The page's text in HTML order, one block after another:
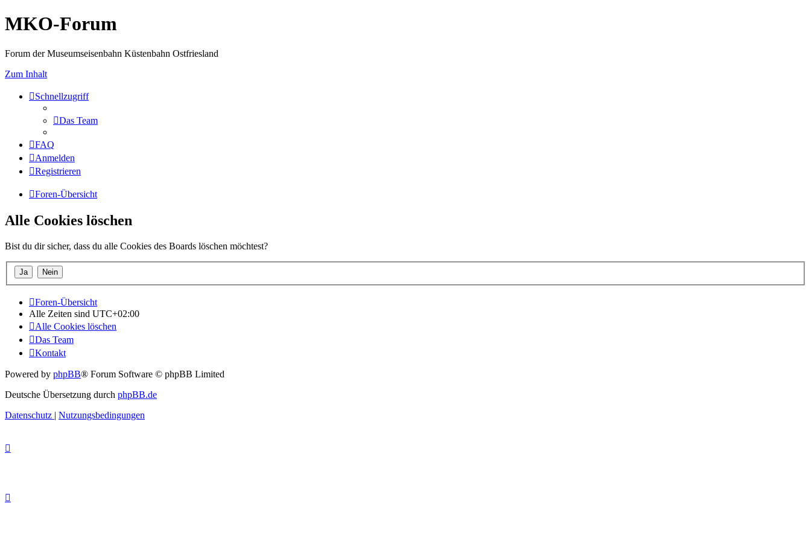
MKO-Forum
Forum der Museumseisenbahn Küstenbahn Ostfriesland
Zum Inhalt
Schnellzugriff
Das Team
FAQ
Anmelden
Registrieren
Foren-Übersicht
Alle Cookies löschen
Bist du dir sicher, dass du alle Cookies des Boards löschen möchtest?
Foren-Übersicht
Alle Zeiten sind UTC+02:00
Alle Cookies löschen
Das Team
Kontakt
Powered by phpBB® Forum Software © phpBB Limited
Deutsche Übersetzung durch phpBB.de
Datenschutz | Nutzungsbedingungen